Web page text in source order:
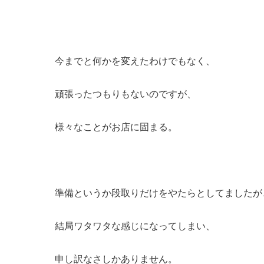
今までと何かを変えたわけでもなく、
頑張ったつもりもないのですが、
様々なことがお店に固まる。
準備というか段取りだけをやたらとしてましたが
結局ワタワタな感じになってしまい、
申し訳なさしかありません。